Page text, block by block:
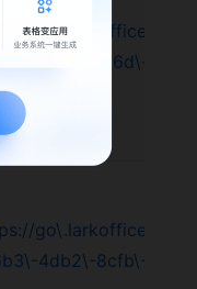
48a1\-9a6d\-
4db2\-8cfb\-